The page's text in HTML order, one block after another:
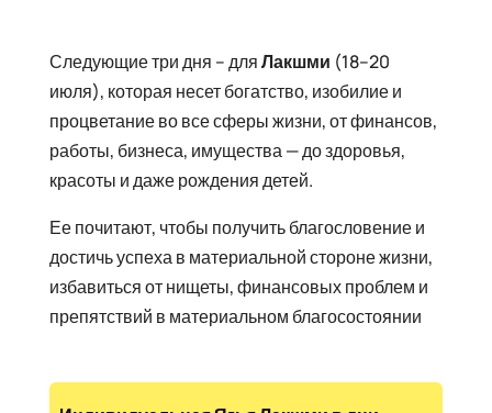
Следующие три дня – дляЛакшми (18–20
июля), которая несет богатство, изобилие и
процветание во все сферы жизни, от финансов,
работы, бизнеса, имущества — до здоровья,
красоты и даже рождения детей.
Ее почитают, чтобы получить благословение и
достичь успеха в материальной стороне жизни,
избавиться от нищеты, финансовых проблем и
препятствий в материальном благосостоянии